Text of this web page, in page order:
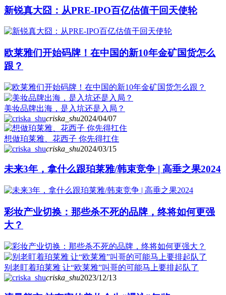
新锐真大囧：从PRE-IPO百亿估值干回天使轮
欧莱雅们开始码牌！在中国的新10年金矿国货怎么
跟？
美妆品牌出海，是入坑还是入局？
criska_shu2024/04/07
想做珀莱雅、花西子 你先得扛住
criska_shu2024/03/15
未来3年，拿什么跟珀莱雅/韩束竞争 | 高垂之果2024
彩妆产业切换：那些杀不死的品牌，终将如何更强
大？
别老盯着珀莱雅 让“欧莱雅”叫哥的可能马上要排起队了
criska_shu2023/12/13